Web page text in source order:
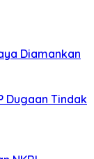
Diamankan
Dugaan Tindak